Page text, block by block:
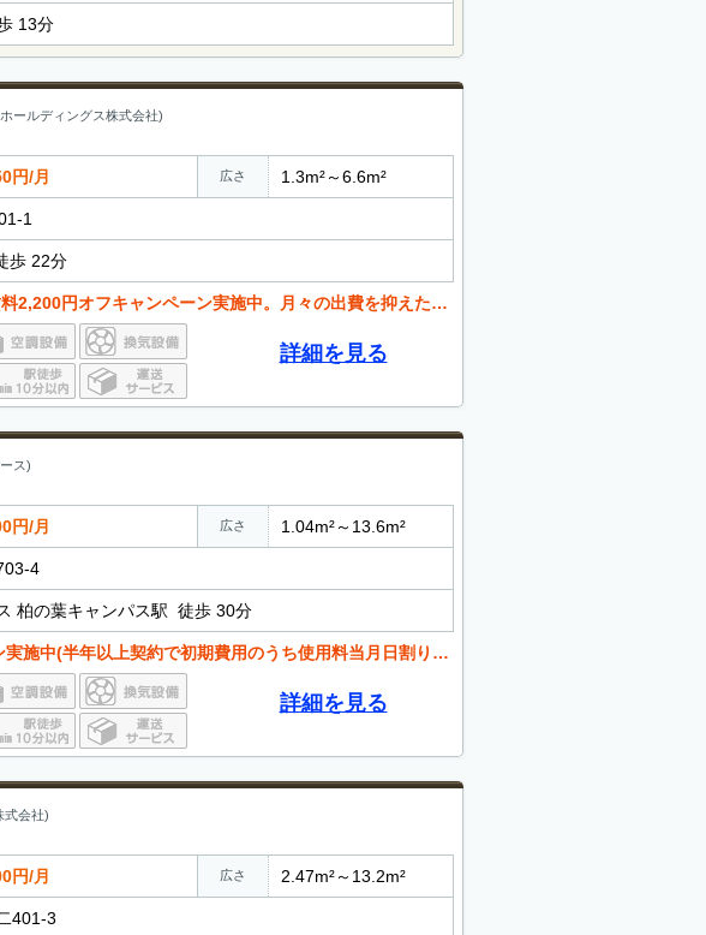
13分
ールディングス株式会社)
円/月 広さ 1.3m²～6.6m²
1
歩 22分
フキャンペーン実施中。月々の出費を抑えたい方必見です。お問い合わせください。
詳細を見る
ス)
円/月 広さ 1.04m²～13.6m²
4
柏の葉キャンパス駅 徒歩 30分
中(半年以上契約で初期費用のうち使用料当月日割り＆翌月分が11円)
詳細を見る
式会社)
円/月 広さ 2.47m²～13.2m²
401-3